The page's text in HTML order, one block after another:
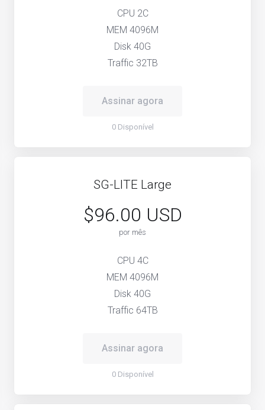
CPU 2C
MEM 4096M
Disk 40G
Traffic 32TB
Assinar agora
0 Disponível
SG-LITE Large
$96.00 USD
por mês
CPU 4C
MEM 4096M
Disk 40G
Traffic 64TB
Assinar agora
0 Disponível